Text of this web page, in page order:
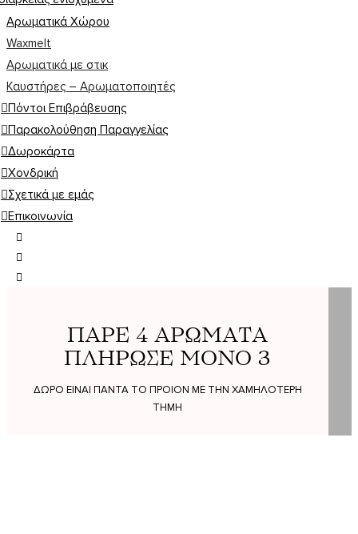
Αρωματικά Χώρου
Waxmelt
Αρωματικά με στικ
Καυστήρες – Αρωματοποιητές
Πόντοι Επιβράβευσης
Παρακολούθηση Παραγγελίας
Δωροκάρτα
Χονδρική
Σχετικά με εμάς
Επικοινωνία
ΠΑΡΕ 4 ΑΡΩΜΑΤΑ
ΠΛΗΡΩΣΕ ΜΟΝΟ 3
ΔΩΡΟ ΕΙΝΑΙ ΠΑΝΤΑ ΤΟ ΠΡΟΙΟΝ ΜΕ ΤΗΝ ΧΑΜΗΛΟΤΕΡΗ
ΤΗΜΗ